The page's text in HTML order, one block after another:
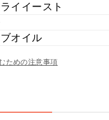
イイースト
オイル
ための注意事項